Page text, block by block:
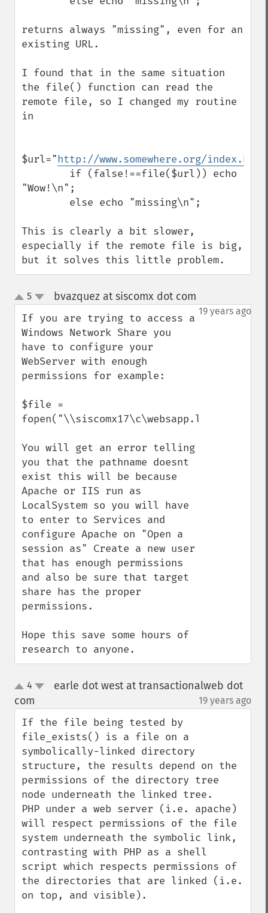
returns always "missing", even for an
existing URL.
I found that in the same situation
the file() function can read the
remote file, so I changed my routine
in
$url="http://www.somewhere.org/index.htm
"Wow!\n";
This is clearly a bit slower,
especially if the remote file is big,
but it solves this little problem.
up
down
5 bvazquez at siscomx dot com
19 years ago
If you are trying to access a
Windows Network Share you
have to configure your
WebServer with enough
permissions for example:
$file =
fopen("\\siscomx17\c\websapp.log",'r');
You will get an error telling
you that the pathname doesnt
exist this will be because
Apache or IIS run as
LocalSystem so you will have
to enter to Services and
configure Apache on "Open a
session as" Create a new user
that has enough permissions
and also be sure that target
share has the proper
permissions.
Hope this save some hours of
research to anyone.
up4
earle dot west at transactionalweb dot
com
19 years ago
If the file being tested by
file_exists() is a file on a
symbolically-linked directory
structure, the results depend on the
permissions of the directory tree
node underneath the linked tree.
PHP under a web server (i.e. apache)
will respect permissions of the file
system underneath the symbolic link,
contrasting with PHP as a shell
script which respects permissions of
the directories that are linked (i.e.
on top, and visible).